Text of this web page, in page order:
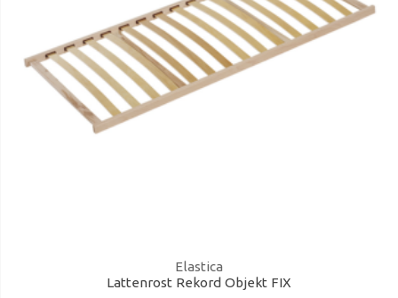
Elastica
Lattenrost Rekord Objekt FIX